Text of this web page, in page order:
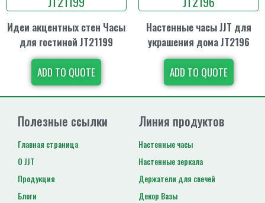
Идеи акцентных стен Часы
для гостиной JT21199
ADD TO QUOTE
Настенные часы JJT для
украшения дома JT2196
ADD TO QUOTE
Полезные ссылки
Главная страница
О JJT
Продукция
Блоги
Линия продуктов
Настенные часы
Настенные зеркала
Держатели для свечей
Декор Вазы